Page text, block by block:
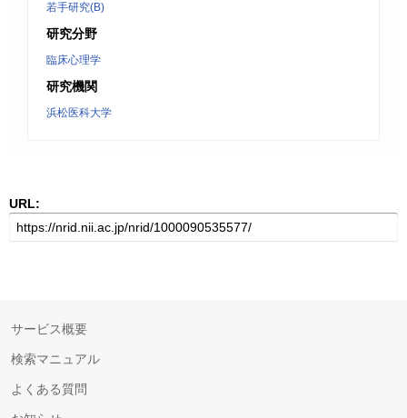
若手研究(B)
研究分野
臨床心理学
研究機関
浜松医科大学
URL:
サービス概要
検索マニュアル
よくある質問